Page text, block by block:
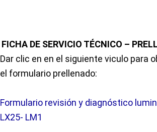
FICHA DE SERVICIO TÉCNICO –
Dar clic en en el siguiente viculo para
el formulario prellenado:
Formulario revisión y diagnóstico
LX25- LM1